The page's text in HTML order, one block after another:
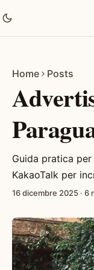
Home Posts
Guida pratica
KakaoTalk per
16 dicembre 2025 · 6